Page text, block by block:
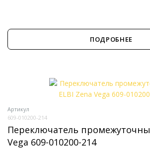
ПОДРОБНЕЕ
Артикул
609-010200-214
Переключатель
Vega 609-010200-214